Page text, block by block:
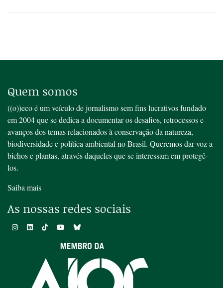
Quem somos
((o))eco é um veículo de jornalismo sem fins lucrativos fundado
em 2004 que se dedica a documentar os desafios, retrocessos e
avanços dos temas relacionados à conservação da natureza,
biodiversidade e política ambiental no Brasil. Queremos dar voz a
bichos e plantas, através daqueles que se interessam em protegê-
los.
Saiba mais
As nossas redes sociais